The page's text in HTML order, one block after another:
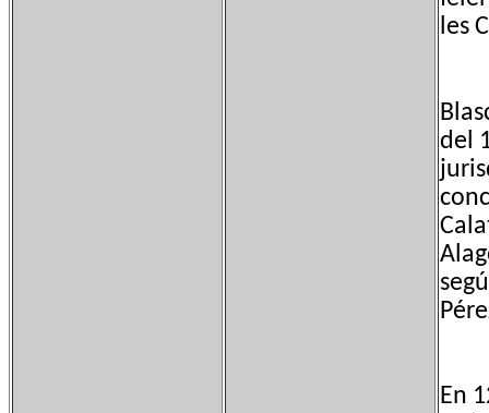
les
del
En